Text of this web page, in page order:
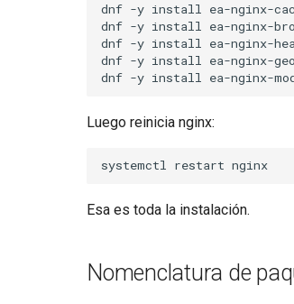
dnf -y install ea-nginx-
dnf -y install ea-nginx-
dnf -y install ea-nginx-
dnf -y install ea-nginx-
dnf -y install
Luego reinicia nginx:
systemctl restart
Esa es toda la instalación.
Nomenclatura de